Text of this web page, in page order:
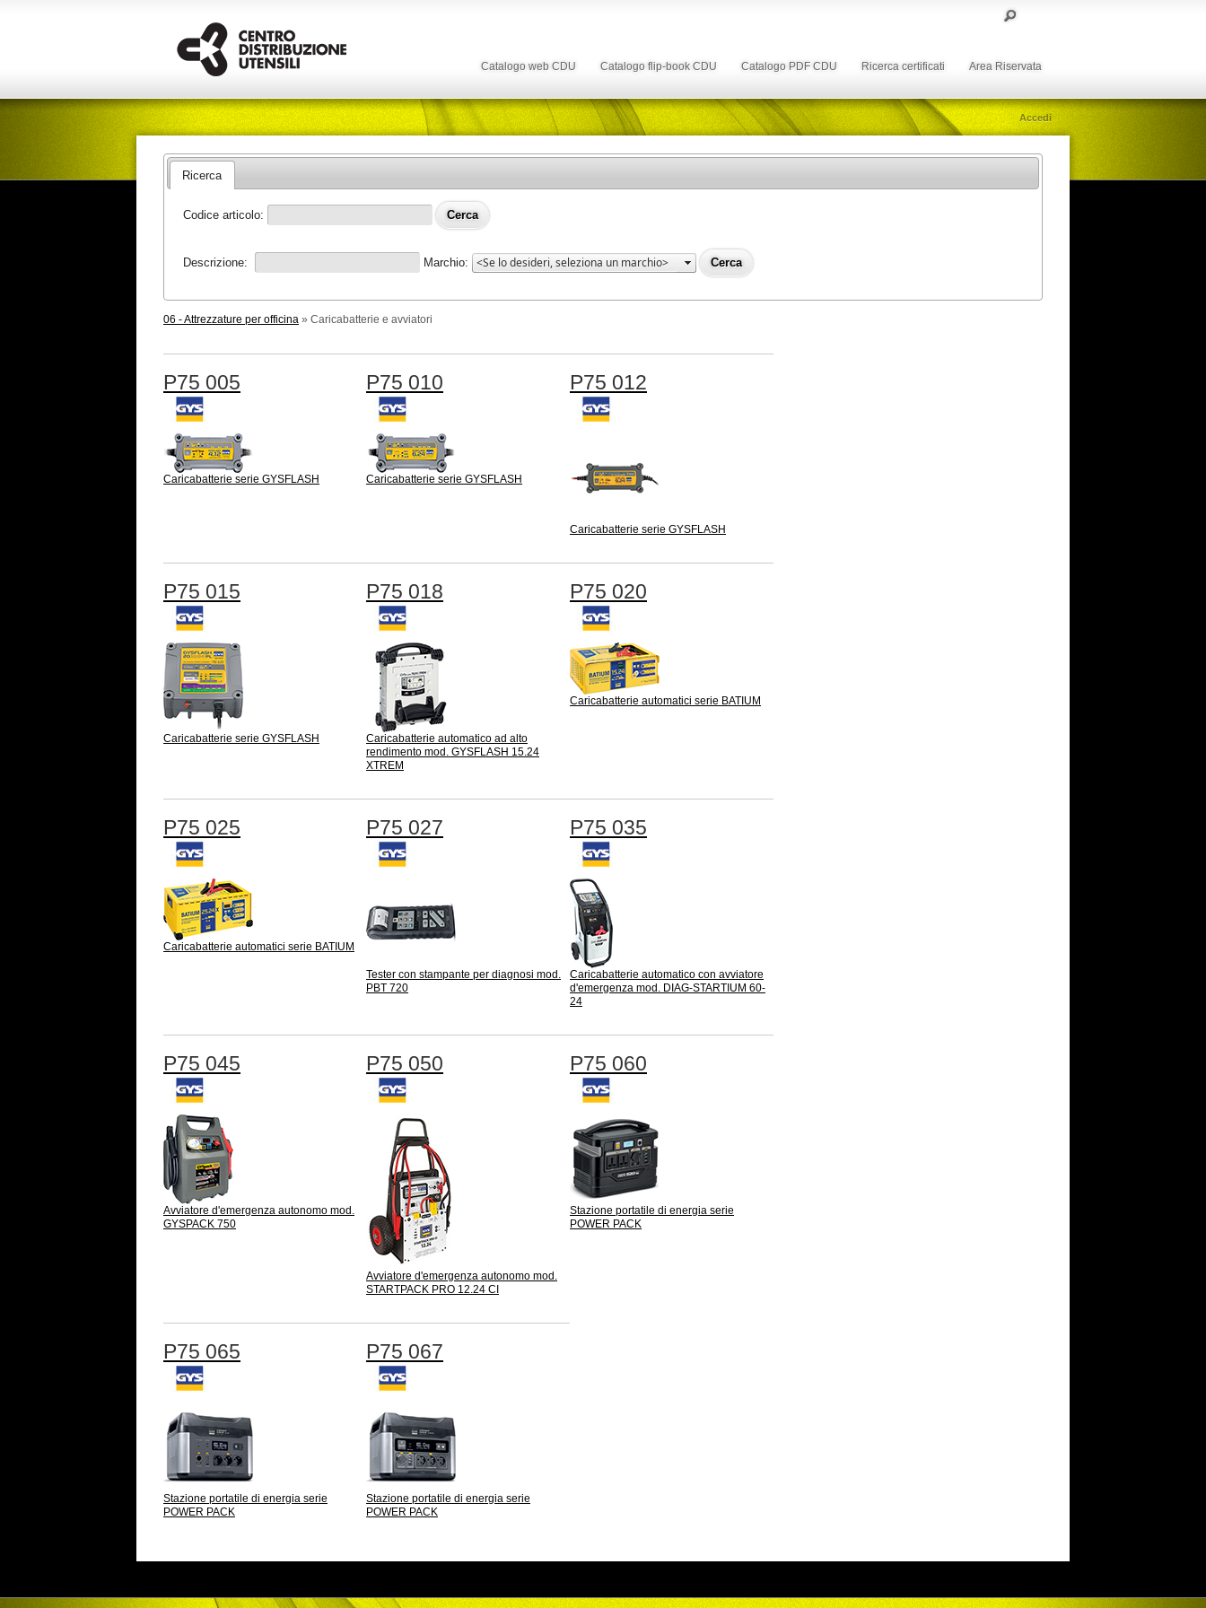
Catalogo web CDU Catalogo flip-book CDU Catalogo PDF CDU Ricerca certificati Area Riservata
Accedi
Ricerca
Codice articolo:
Descrizione: Marchio:
06 - Attrezzature per officina » Caricabatterie e avviatori
P75 005
Caricabatterie serie GYSFLASH
P75 010
Caricabatterie serie GYSFLASH
P75 012
Caricabatterie serie GYSFLASH
P75 015
Caricabatterie serie GYSFLASH
P75 018
Caricabatterie automatico ad alto
rendimento mod. GYSFLASH 15.24
XTREM
P75 020
Caricabatterie automatici serie BATIUM
P75 025
Caricabatterie automatici serie BATIUM
P75 027
Tester con stampante per diagnosi mod.
PBT 720
P75 035
Caricabatterie automatico con avviatore
d'emergenza mod. DIAG-STARTIUM 60-
24
P75 045
Avviatore d'emergenza autonomo mod.
GYSPACK 750
P75 050
Avviatore d'emergenza autonomo mod.
STARTPACK PRO 12.24 CI
P75 060
Stazione portatile di energia serie
POWER PACK
P75 065
Stazione portatile di energia serie
POWER PACK
P75 067
Stazione portatile di energia serie
POWER PACK